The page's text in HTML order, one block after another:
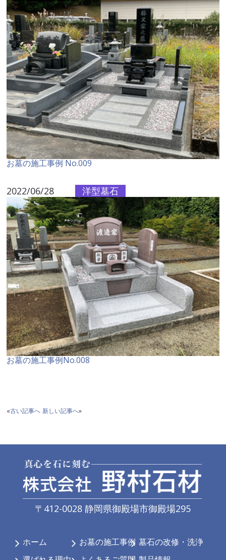
お墓の施工事例 No.009
2022/06/28 洋型墓石
お墓の施工事例No.008
«古い記事へ 新しい記事へ»
〒412-0028 静岡県御殿場市御殿場295
ホーム
墓石の改修・洗浄
お墓の施工事例